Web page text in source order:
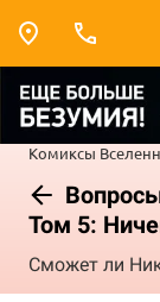
Комиксы
Том 5:
Сможет ли